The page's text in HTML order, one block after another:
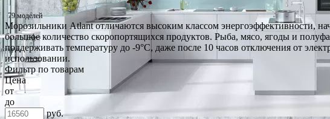
79 моделей
Морозильники Atlant отличаются высоким классом энергоэффективности,
большое количество скоропортящихся продуктов. Рыба, мясо, ягоды и
поддерживать температуру до -9°C, даже после 10 часов отключения от
использовании.
Фильтр по товарам
Цена
от
до
руб.